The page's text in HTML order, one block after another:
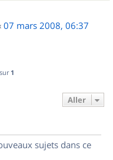
07 mars 2008, 06:37
sur 1
Aller
sujets dans ce